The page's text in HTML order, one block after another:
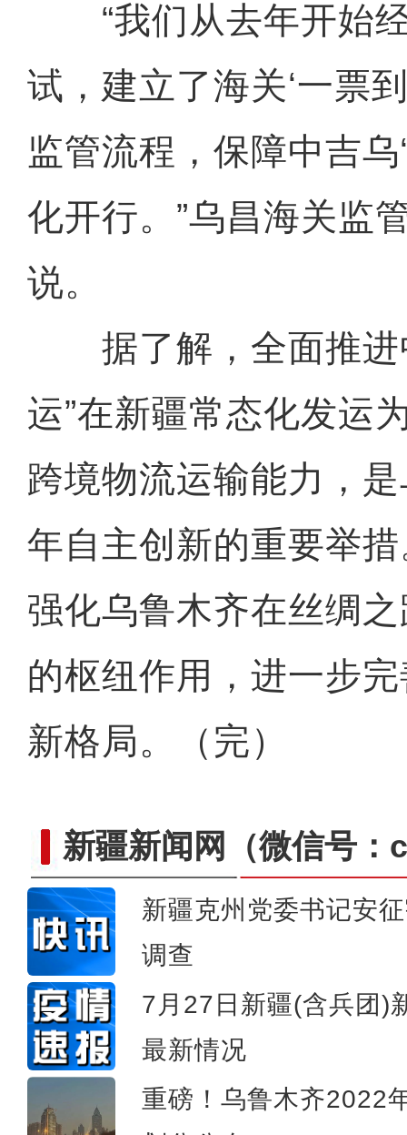
“我们从去年开始经
试，建立了海关‘一票
监管流程，保障中吉乌
化开行。”乌昌海关监
说。
据了解，全面推进
运”在新疆常态化发运
跨境物流运输能力，
年自主创新的重要举
强化乌鲁木齐在丝绸
的枢纽作用，进一步
新格局。（完）
新疆新闻网 （微信号
新疆克州党委书记安
调查
7月27日新疆(含兵团)
最新情况
重磅！乌鲁木齐2022
夕发朝至 “喀什号”直达特
新疆库车小学生暑期乐